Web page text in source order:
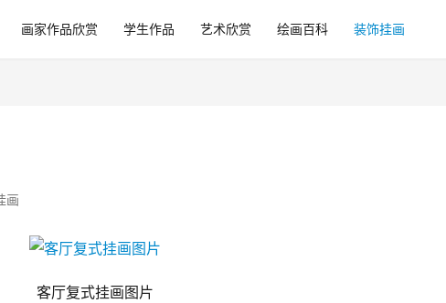
画家作品欣赏 学生作品 艺术欣赏 绘画百科 装饰挂画
画
客厅复式挂画图片